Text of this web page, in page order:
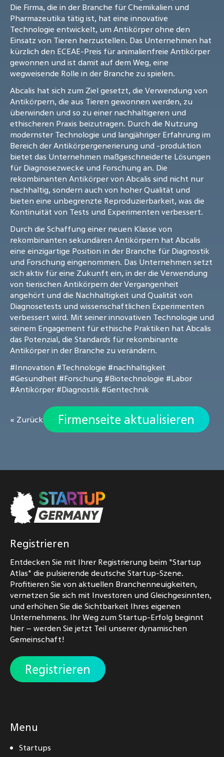
Die Firma, die in der Branche für Chemikalien und
Pharmazeutika tätig ist, hat eine innovative
Technologie entwickelt, um Antikörper ohne den
Einsatz von Tieren herzustellen. Das Unternehmen hat
kürzlich den ECEAE-Preis für animalienfreie Antikörper
gewonnen und ist damit auf dem Weg, eine
wegweisende Rolle in der Branche zu spielen.
Abcalis hat sich zum Ziel gesetzt, die Verwendung von
Antikörpern, die aus Tieren gewonnen werden, zu
überwinden und so zu einer nachhaltigeren und
ethischeren Praxis beizutragen. Durch die Nutzung
modernster Technologie und langjähriger Erfahrung im
Bereich der Antikörpergenerierung und -produktion
bietet das Unternehmen maßgeschneiderte Lösungen
für Diagnosezwecke und Forschung an. Die
rekombinanten Antikörper von Abcalis sind nicht nur
nachhaltig, sondern auch von hoher Qualität und
bieten eine unbegrenzte Reproduzierbarkeit, was die
Kontinuität von Tests und Experimenten verbessert.
Durch die Schaffung einer neuen Klasse von
rekombinanten sekundären Antikörpern hat Abcalis
eine einzigartige Position in der Branche für Diagnostik
und Forschung eingenommen. Das Unternehmen setzt
sich aktiv für eine Zukunft ein, in der die Verwendung
von tierischen Antikörpern der Vergangenheit
angehört und die Nachhaltigkeit und Qualität von
Diagnosetests und wissenschaftlichen Experimenten
verbessert wird. Mit seiner innovativen Technologie und
seinem Engagement für ethische Praktiken hat Abcalis
das Potenzial, die Standards für rekombinante
Antikörper in der Branche zu verändern.
#Innovation #Technologie #nachhaltigkeit
#Gesundheit #Forschung #Biotechnologie #Labor
#Antikörper #Diagnostik #Gentechnik
« Zurück Firmenseite aktualisieren
Registrieren
Entdecken Sie mit Ihrer Registrierung beim "Startup
Atlas" die pulsierende deutsche Startup-Szene.
Profitieren Sie von aktuellen Branchenneuigkeiten,
vernetzen Sie sich mit Investoren und Gleichgesinnten,
und erhöhen Sie die Sichtbarkeit Ihres eigenen
Unternehmens. Ihr Weg zum Startup-Erfolg beginnt
hier – werden Sie jetzt Teil unserer dynamischen
Gemeinschaft!
Registrieren
Menu
Startups